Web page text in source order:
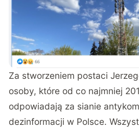
Za stworzeniem postaci
osoby, które od co najmniej
odpowiadają za sianie
dezinformacji w Polsce.